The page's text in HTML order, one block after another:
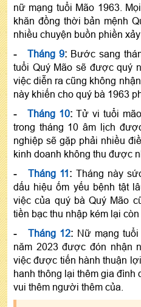
nữ mạng tuổi Mão 1963.
khăn đồng thời bản mệnh
nhiều chuyện buồn phiền xảy
- Tháng 9: Bước sang
tuổi Quý Mão sẽ được quý
việc diễn ra cũng không
này khiến cho quý bà 1963
-
Tháng 10: Tử vi tuổi
trong tháng 10 âm lịch
nghiệp sẽ gặp phải nhiều
kinh doanh không thu được
- Tháng 11: Tháng này
dấu hiệu ốm yếu bệnh tật
việc của quý bà Quý Mão
tiền bạc thu nhập kém lại
- Tháng 12: Nữ mạng
năm 2023 được đón nhận
việc được tiến hành thuận
hanh thông lại thêm gia đình
vui thêm người thêm của.